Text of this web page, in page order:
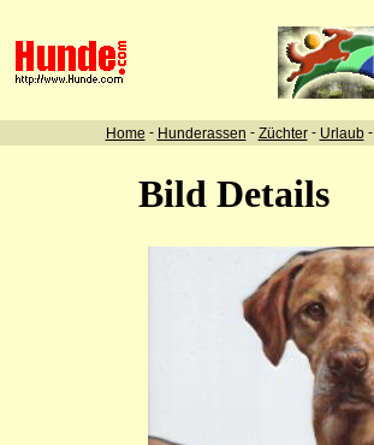
Home - Hunderassen - Züchter- Urlaub-
Bild Details